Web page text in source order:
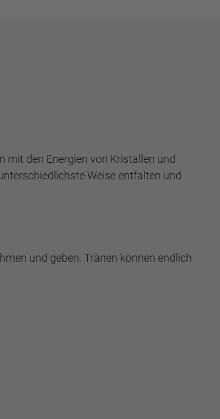
mit den Energien von Kristallen und
Weise entfalten und
und geben. Tränen können endlich